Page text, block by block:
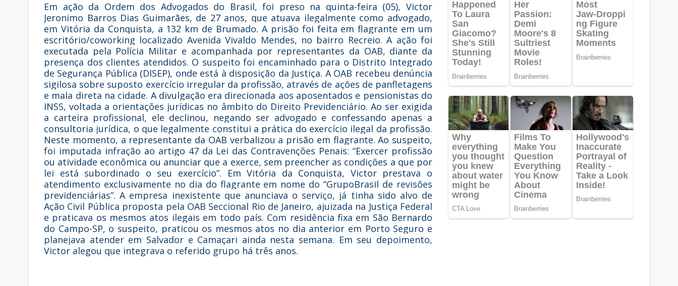
Em ação da Ordem dos Advogados do Brasil, foi preso na quinta-feira (05), Victor
Jeronimo Barros Dias Guimarães, de 27 anos, que atuava ilegalmente como advogado,
em Vitória da Conquista, a 132 km de Brumado. A prisão foi feita em flagrante em um
escritório/coworking localizado Avenida Vivaldo Mendes, no bairro Recreio. A ação foi
executada pela Polícia Militar e acompanhada por representantes da OAB, diante da
presença dos clientes atendidos. O suspeito foi encaminhado para o Distrito Integrado
de Segurança Pública (DISEP), onde está à disposição da Justiça. A OAB recebeu denúncia
sigilosa sobre suposto exercício irregular da profissão, através de ações de panfletagens
e mala direta na cidade. A divulgação era direcionada aos aposentados e pensionistas do
INSS, voltada a orientações jurídicas no âmbito do Direito Previdenciário. Ao ser exigida
a carteira profissional, ele declinou, negando ser advogado e confessando apenas a
consultoria jurídica, o que legalmente constitui a prática do exercício ilegal da profissão.
Neste momento, a representante da OAB verbalizou a prisão em flagrante. Ao suspeito,
foi imputada infração ao artigo 47 da Lei das Contravenções Penais: “Exercer profissão
ou atividade econômica ou anunciar que a exerce, sem preencher as condições a que por
lei está subordinado o seu exercício”. Em Vitória da Conquista, Victor prestava o
atendimento exclusivamente no dia do flagrante em nome do “GrupoBrasil de revisões
previdenciárias”. A empresa inexistente que anunciava o serviço, já tinha sido alvo de
Ação Civil Pública proposta pela OAB Seccional Rio de Janeiro, ajuizada na Justiça Federal
e praticava os mesmos atos ilegais em todo país. Com residência fixa em São Bernardo
do Campo-SP, o suspeito, praticou os mesmos atos no dia anterior em Porto Seguro e
planejava atender em Salvador e Camaçari ainda nesta semana. Em seu depoimento,
Victor alegou que integrava o referido grupo há três anos.